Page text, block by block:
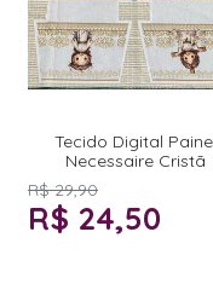
Tecido Digital
Necessaire Cristã
R$ 29,90
R$ 24,50